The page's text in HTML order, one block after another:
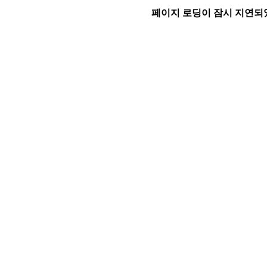
페이지 로딩이 잠시 지연